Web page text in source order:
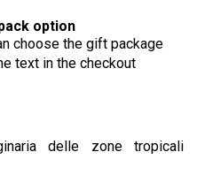
option
choose the gift package
text in the checkout
delle zone tropicali